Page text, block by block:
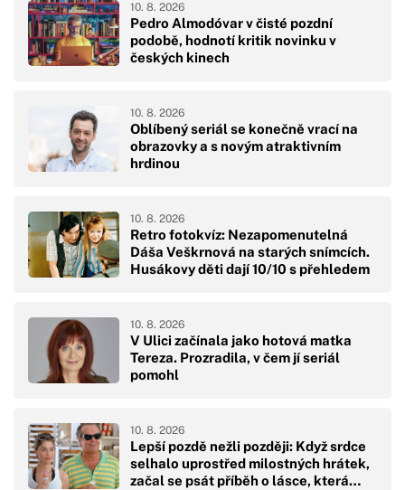
Pedro Almodóvar v čisté pozdní
podobě, hodnotí kritik novinku v
českých kinech
10. 8. 2026
Oblíbený seriál se konečně vrací na
obrazovky a s novým atraktivním
hrdinou
10. 8. 2026
Retro fotokvíz: Nezapomenutelná
Dáša Veškrnová na starých snímcích.
Husákovy děti dají 10/10 s přehledem
10. 8. 2026
V Ulici začínala jako hotová matka
Tereza. Prozradila, v čem jí seriál
pomohl
10. 8. 2026
Lepší pozdě nežli později: Když srdce
selhalo uprostřed milostných hrátek,
začal se psát příběh o lásce, která
10. 8. 2026